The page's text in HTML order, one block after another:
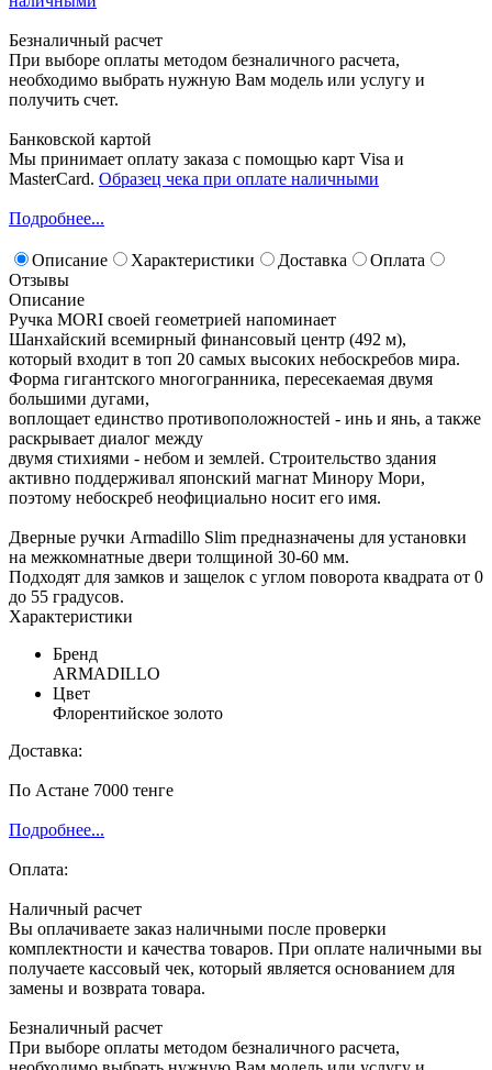
Безналичный расчет
При выборе оплаты методом безналичного расчета,
необходимо выбрать нужную Вам модель или услугу и
получить счет.
Банковской картой
Мы принимает оплату заказа с помощью карт Visa и
MasterCard. Образец чека при оплате наличными
Подробнее...
Описание Характеристики Доставка
Оплата
Отзывы
Описание
Ручка MORI своей геометрией напоминает
Шанхайский всемирный финансовый центр (492 м),
который входит в топ 20 самых высоких небоскребов мира.
Форма гигантского многогранника, пересекаемая двумя
большими дугами,
воплощает единство противоположностей - инь и янь, а также
раскрывает диалог между
двумя стихиями - небом и землей. Строительство здания
активно поддерживал японский магнат Минору Мори,
поэтому небоскреб неофициально носит его имя.
Дверные ручки Armadillo Slim предназначены для установки
на межкомнатные двери толщиной 30-60 мм.
Подходят для замков и защелок с углом поворота квадрата от 0
до 55 градусов.
Характеристики
Бренд
ARMADILLO
Цвет
Флорентийское золото
Доставка:
По Астане 7000 тенге
Подробнее...
Оплата:
Наличный расчет
Вы оплачиваете заказ наличными после проверки
комплектности и качества товаров. При оплате наличными вы
получаете кассовый чек, который является основанием для
замены и возврата товара.
Безналичный расчет
При выборе оплаты методом безналичного расчета,